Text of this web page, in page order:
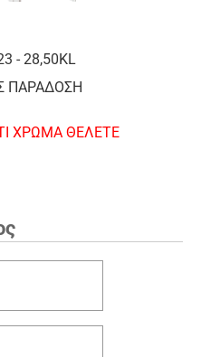
- 28,50KL
ΠΑΡΑΔΟΣΗ
ΧΡΩΜΑ ΘΕΛΕΤΕ